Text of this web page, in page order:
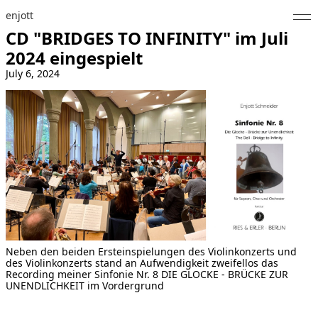
enjott
Home
Selected Works
Werkverzeichnis
About
Fotos
Kalender
Publikationen
Notizen
CD "BRIDGES TO INFINITY" im Juli
2024 eingespielt
July 6, 2024
Neben den beiden Ersteinspielungen des Violinkonzerts und
des Violinkonzerts stand an Aufwendigkeit zweifellos das
Recording meiner Sinfonie Nr. 8 DIE GLOCKE - BRÜCKE ZUR
UNENDLICHKEIT im Vordergrund